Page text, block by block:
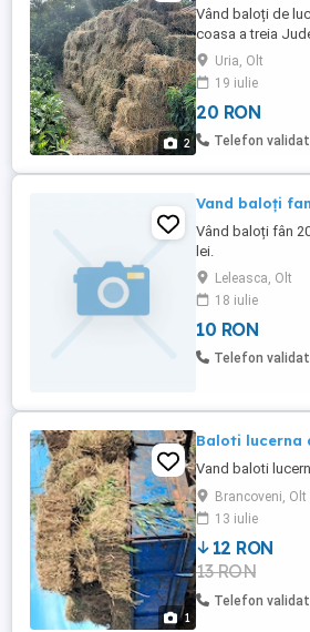
2
Vând baloți de
coasa a treia
Uria, Olt
19 iulie
20 RON
Telefon validat
Vand baloți
Vând baloți fân
lei.
Leleasca, Olt
18 iulie
10 RON
Telefon validat
1
Baloti lucerna
Vand baloti
Brancoveni, Olt
13 iulie
12 RON
13 RON
Telefon validat